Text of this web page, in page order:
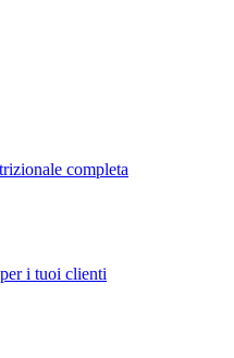
completa
i tuoi clienti